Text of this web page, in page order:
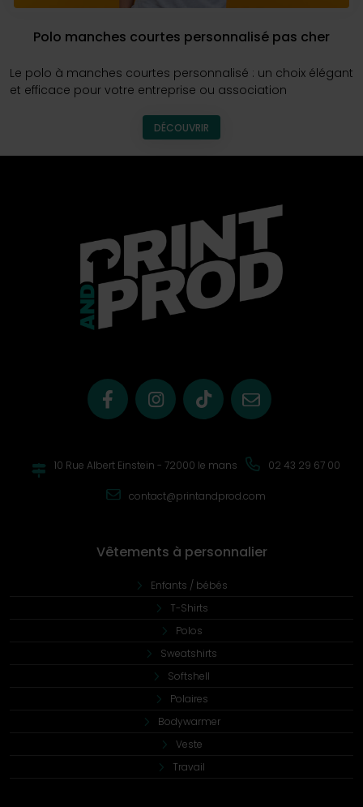
Polo manches courtes personnalisé pas cher
Le polo à manches courtes personnalisé : un choix élégant
et efficace pour votre entreprise ou association
DÉCOUVRIR
10 Rue Albert Einstein - 72000 le mans 02 43 29 67 00
contact@printandprod.com
Vêtements à personnalier
Enfants / bébés
T-Shirts
Polos
Sweatshirts
Softshell
Polaires
Bodywarmer
Veste
Travail